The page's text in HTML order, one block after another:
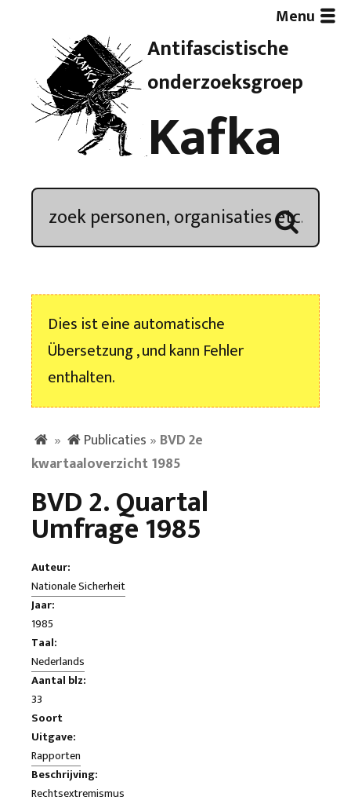
Antifascistische
onderzoeksgroep
Kafka
Menu
Artikelen
Demonstratieoverzicht
Kroniek
Nieuwsbrief
Dies ist eine automatische
Übersetzung , und kann Fehler
enthalten.
» Publicaties » BVD 2e
kwartaaloverzicht 1985
BVD 2. Quartal
Umfrage 1985
Auteur:
Nationale Sicherheit
Jaar:
1985
Taal:
Nederlands
Aantal blz:
33
Soort
Uitgave:
Rapporten
Beschrijving:
Rechtsextremismus